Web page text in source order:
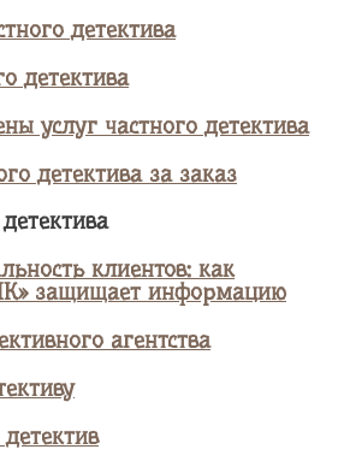
детектива
детектива
услуг частного детектива
детектива за заказ
клиентов: как
защищает информацию
агентства